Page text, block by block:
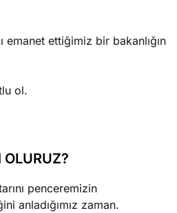
emanet ettiğimiz bir bakanlığın
ol.
penceremizin
anladığımız zaman.